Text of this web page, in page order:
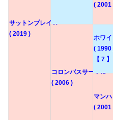
サットンプレイス
( 2019 )
( 2001
コロンバスサークル
( 2006 )
ホワイ
( 1990
【 7 】
マンハ
( 2001